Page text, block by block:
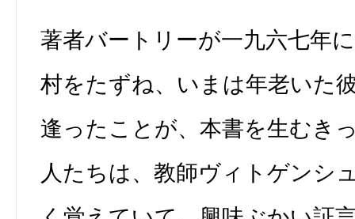
著者バートリーが一九六七年
村をたずね、いまは年老いた
逢ったことが、本書を生むき
人たちは、教師ヴィトゲンシ